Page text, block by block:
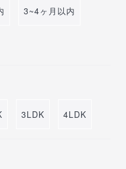
3~4ヶ月以内
3LDK 4LDK